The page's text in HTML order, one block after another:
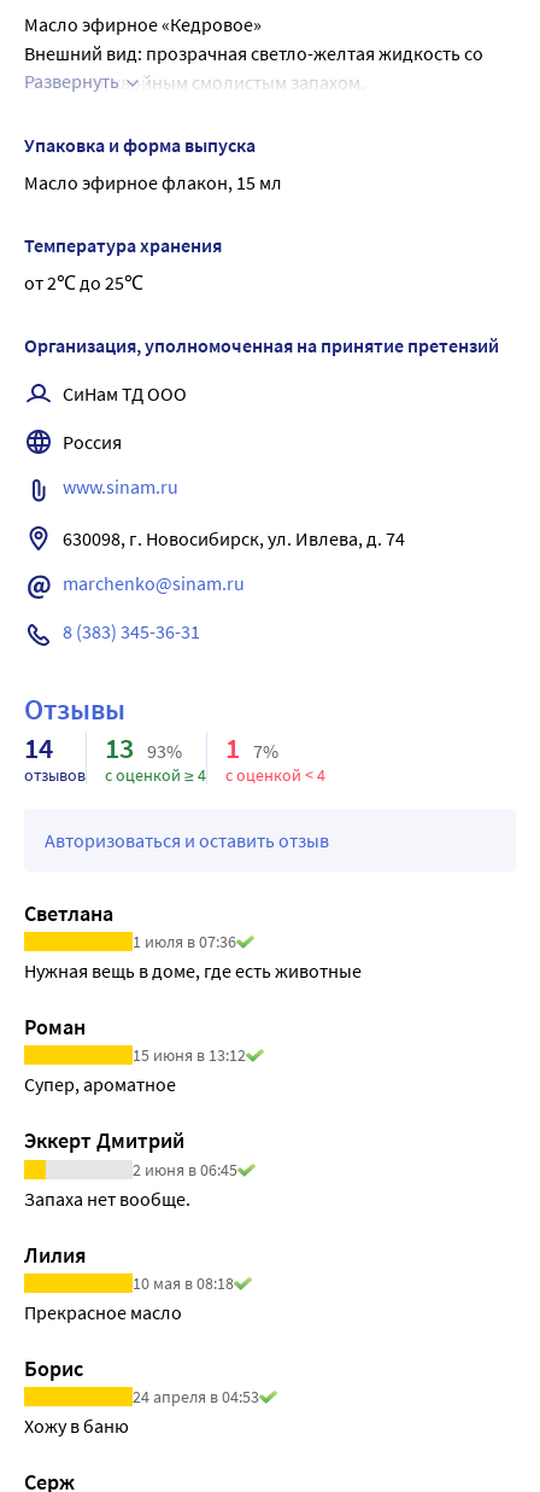
Масло эфирное «Кедровое»
Внешний вид: прозрачная светло-желтая жидкость со
сложным, хвойным смолистым запахом.
консервантов, без красителей.
Высоко ценились смола, масло и древесина кедра.
кораблестроения, изготовления якорей, сооружения
храмов. Культовые здания, выполненные из
несколько тысячелетий вызывают восхищение. О
стать растению - и его могучий аромат. В лечебных целях
кедровое масло используют с древнейших времен.
Самому раннему медицинскому описанию, в котором оно
упоминается, более 5000 лет. Эфирное масло кедра
дистилляции.
Результат: Обладает антисептическими свойствами
Развернуть
Упаковка и форма выпуска
Масло эфирное флакон, 15 мл
Температура хранения
от 2℃ до 25℃
Организация, уполномоченная на принятие претензий
СиНам ТД ООО
Россия
www.sinam.ru
630098, г. Новосибирск, ул. Ивлева, д. 74
marchenko@sinam.ru
8 (383) 345-36-31
Отзывы
14
отзывов
13 93%
с оценкой ≥ 4
1 7%
с оценкой < 4
Авторизоваться и оставить отзыв
Светлана
1 июля в 07:36
Нужная вещь в доме, где есть животные
Роман
15 июня в 13:12
Супер, ароматное
Эккерт Дмитрий
2 июня в 06:45
Запаха нет вообще.
Лилия
10 мая в 08:18
Прекрасное масло
Борис
24 апреля в 04:53
Хожу в баню
Серж